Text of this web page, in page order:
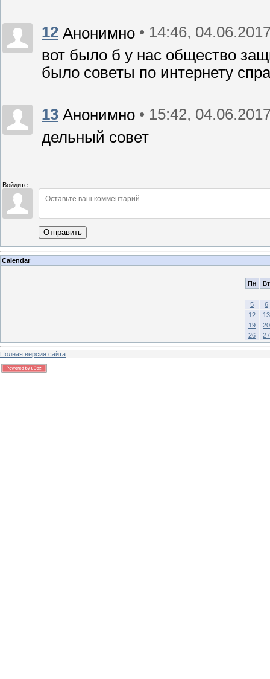
12 Анонимно • 14:46,
вот было б у нас общество
было советы по интернету
13 Анонимно • 15:42,
дельный совет
Войдите:
Отправить
Calendar
Пн Вт
5
6
12
13
19
20
26
27
Полная версия сайта